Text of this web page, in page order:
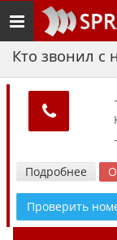
Toggle
navigation
Кто звонил с
Подробнее
Проверить